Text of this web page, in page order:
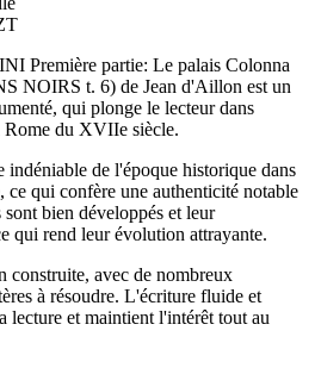
Première partie: Le palais Colonna
NOIRS t. 6) de Jean d'Aillon est un
qui plonge le lecteur dans
Rome du XVIIe siècle.
indéniable de l'époque historique dans
qui confère une authenticité notable
bien développés et leur
qui rend leur évolution attrayante.
construite, avec de nombreux
à résoudre. L'écriture fluide et
lecture et maintient l'intérêt tout au